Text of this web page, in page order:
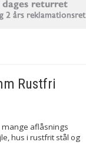
Rustfri
aflåsnings
hus i rustfrit stål og